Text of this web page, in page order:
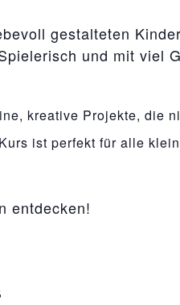
gestalteten
und mit viel
kreative Projekte, die
ist perfekt für alle
entdecken!